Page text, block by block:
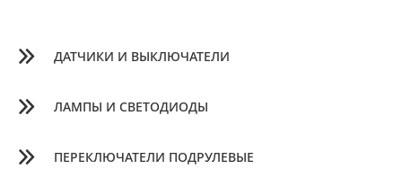
ДАТЧИКИ И ВЫКЛЮЧАТЕЛИ
ЛАМПЫ И СВЕТОДИОДЫ
ПЕРЕКЛЮЧАТЕЛИ ПОДРУЛЕВЫЕ